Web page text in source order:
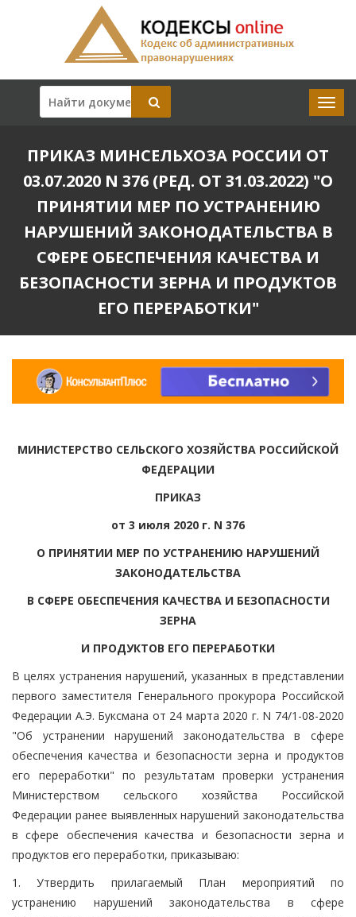
ПРИКАЗ МИНСЕЛЬХОЗА РОССИИ ОТ
03.07.2020 N 376 (РЕД. ОТ 31.03.2022) "О
ПРИНЯТИИ МЕР ПО УСТРАНЕНИЮ
НАРУШЕНИЙ ЗАКОНОДАТЕЛЬСТВА В
СФЕРЕ ОБЕСПЕЧЕНИЯ КАЧЕСТВА И
БЕЗОПАСНОСТИ ЗЕРНА И ПРОДУКТОВ
ЕГО ПЕРЕРАБОТКИ"
МИНИСТЕРСТВО СЕЛЬСКОГО ХОЗЯЙСТВА РОССИЙСКОЙ
ФЕДЕРАЦИИ
ПРИКАЗ
от 3 июля 2020 г. N 376
О ПРИНЯТИИ МЕР ПО УСТРАНЕНИЮ НАРУШЕНИЙ
ЗАКОНОДАТЕЛЬСТВА
В СФЕРЕ ОБЕСПЕЧЕНИЯ КАЧЕСТВА И БЕЗОПАСНОСТИ
ЗЕРНА
И ПРОДУКТОВ ЕГО ПЕРЕРАБОТКИ
В целях устранения нарушений, указанных в представлении
первого заместителя Генерального прокурора Российской
Федерации А.Э. Буксмана от 24 марта 2020 г. N 74/1-08-2020
"Об устранении нарушений законодательства в сфере
обеспечения качества и безопасности зерна и продуктов
его переработки" по результатам проверки устранения
Министерством сельского хозяйства Российской
Федерации ранее выявленных нарушений законодательства
в сфере обеспечения качества и безопасности зерна и
продуктов его переработки, приказываю:
1. Утвердить прилагаемый План мероприятий по
устранению нарушений законодательства в сфере